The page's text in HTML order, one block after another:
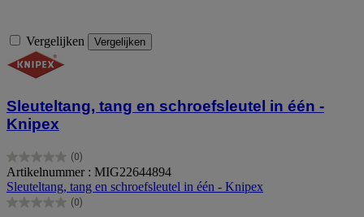
Vergelijken Vergelijken
Sleuteltang, tang en schroefsleutel in één -
Knipex
(0)
0.0
van
de
5
Artikelnummer : MIG22644894
Sleuteltang, tang en schroefsleutel in één - Knipex
(0)
0.0